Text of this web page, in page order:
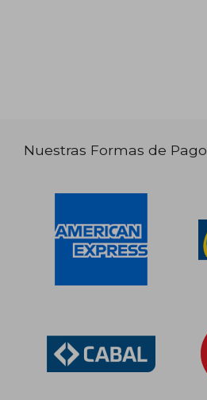
Nuestras Formas de Pago